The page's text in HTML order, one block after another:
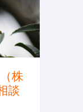
株
談